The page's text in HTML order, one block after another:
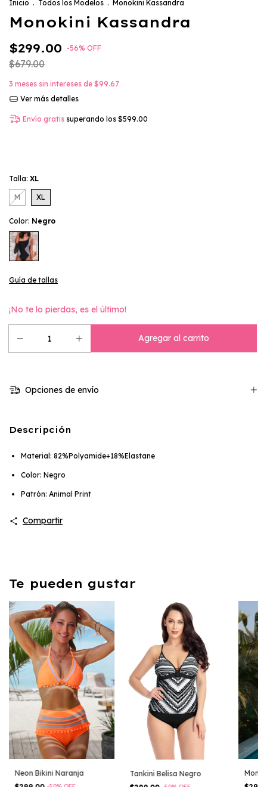
Inicio . Todos los Modelos . Monokini Kassandra
Monokini Kassandra
$299.00 -56% OFF
$679.00
3 meses sin intereses de $99.67
Ver más detalles
Envío gratis superando los $599.00
Talla: XL
M XL
Color: Negro
Guía de tallas
¡No te lo pierdas, es el último!
Opciones de envío
Descripción
Material: 82%Polyamide+18%Elastane
Color: Negro
Patrón: Animal Print
Compartir
Te pueden gustar
Neon Bikini Naranja
Tankini Belisa Negro